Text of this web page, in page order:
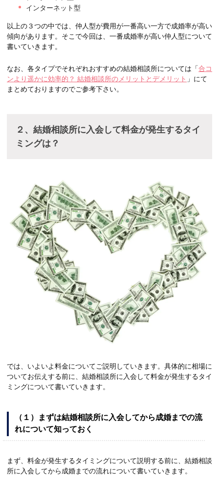
インターネット型
以上の３つの中では、仲人型が費用が一番高い一方で成婚率が高い
傾向があります。そこで今回は、一番成婚率が高い仲人型について
書いていきます。
なお、各タイプでそれぞれおすすめの結婚相談所については「合コ
ンより遥かに効率的？ 結婚相談所のメリットとデメリット 」にて
まとめておりますのでご参考下さい。
２、結婚相談所に入会して料金が発生するタイ
ミングは？
では、いよいよ料金についてご説明していきます。具体的に相場に
ついてお伝えする前に、結婚相談所に入会して料金が発生するタイ
ミングについて書いていきます。
（１）まずは結婚相談所に入会してから成婚までの流
れについて知っておく
まず、料金が発生するタイミングについて説明する前に、結婚相談
所に入会してから成婚までの流れについて書いていきます。